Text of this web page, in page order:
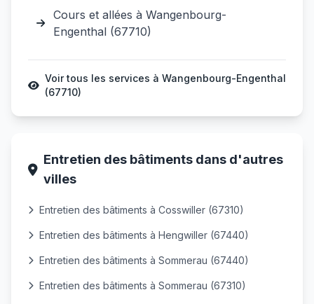
Cours et allées à Wangenbourg-
Engenthal (67710)
Voir tous les services à Wangenbourg-Engenthal
(67710)
Entretien des bâtiments dans d'autres
villes
Entretien des bâtiments à Cosswiller (67310)
Entretien des bâtiments à Hengwiller (67440)
Entretien des bâtiments à Sommerau (67440)
Entretien des bâtiments à Sommerau (67310)